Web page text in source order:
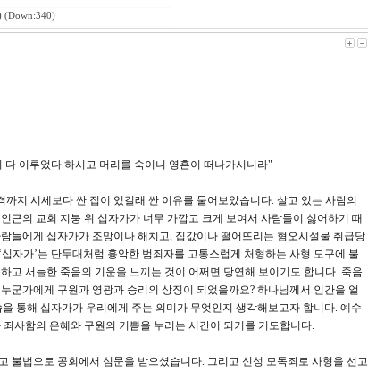
(Down:340)
이루었다 하시고 머리를 숙이니 영혼이 떠나가시니라"
지 시세보다 싼 집이 있길래 싼 이유를 물어보았습니다. 살고 있는 사람의
근의 교회 지붕 위 십자가가 너무 가깝고 크게 보여서 사람들이 싫어하기 때
들에게 십자가가 조망이나 해치고, 집값이나 떨어뜨리는 혐오시설물 취급당
자가’는 단두대처럼 흉악한 범죄자를 고통스럽게 처형하는 사형 도구에 불
고 서늘한 죽음의 기운을 느끼는 것이 어쩌면 당연해 보이기도 합니다. 죽음
군가에게 구원과 영광과 승리의 상징이 되었을까요? 하나님께서 인간을 얼
통해 십자가가 우리에게 주는 의미가 무엇인지 생각해보고자 합니다. 예수
사함의 은혜와 구원의 기쁨을 누리는 시간이 되기를 기도합니다.
불법으로 공회에서 심문을 받으셨습니다. 그리고 신성 모독죄로 사형을 선고